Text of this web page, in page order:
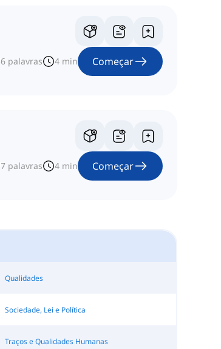
6 palavras 4 min Começar
7 palavras 4 min Começar
Qualidades
Sociedade, Lei e Política
Traços e Qualidades Humanas